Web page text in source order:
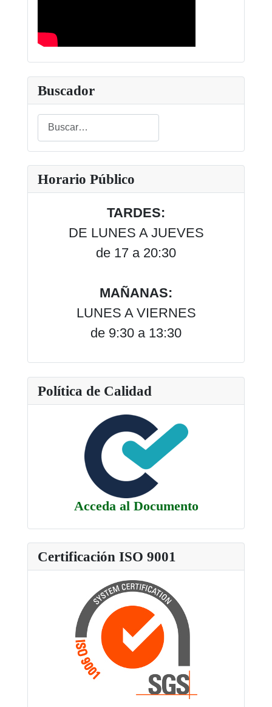
Buscador
Buscar
Type 2 or more characters for results.
Horario Público
TARDES:
DE LUNES A JUEVES
de 17 a 20:30
MAÑANAS:
LUNES A VIERNES
de 9:30 a 13:30
Política de Calidad
Acceda al Documento
Certificación ISO 9001